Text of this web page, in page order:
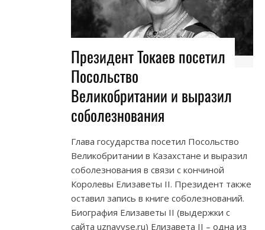
Президент Токаев посетил
Посольство
Великобритании и выразил
соболезнования
Глава государства посетил Посольство
Великобритании в Казахстане и выразил
соболезнования в связи с кончиной
Королевы Елизаветы II. Президент также
оставил запись в книге соболезнований.
Биография Елизаветы II (выдержки с
сайта uznayvse.ru) Елизавета II – одна из